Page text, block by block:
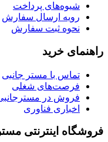
شیوه‌های پرداخت
رویه ارسال سفارش
نحوه ثبت سفارش
راهنمای خرید
تماس با مستر جانبی
فرصت‌های شغلی
فروش در
اخباری فناوری
فروشگاه اینترنتی